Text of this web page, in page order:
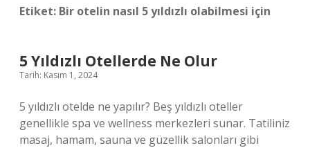
Etiket: Bir otelin nasıl 5 yıldızlı olabilmesi için
5 Yıldızlı Otellerde Ne Olur
Tarih: Kasım 1, 2024
5 yıldızlı otelde ne yapılır? Beş yıldızlı oteller
genellikle spa ve wellness merkezleri sunar. Tatiliniz
masaj, hamam, sauna ve güzellik salonları gibi